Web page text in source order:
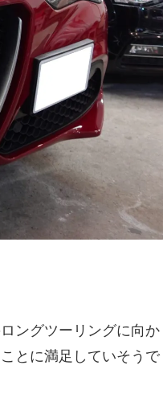
ングツーリングに向か
とに満足していそうで